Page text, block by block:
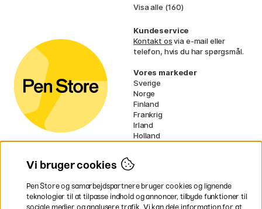
Visa alle (160)
Kundeservice
Kontakt osvia e-mail eller
telefon, hvis du har spørgsmål.
Vores markeder
Sverige
Norge
Finland
Frankrig
Irland
Holland
EU
* Specifikkefragtvilkår gælder for
voluminøse varer.
Vi bruger cookies
Pen Store og samarbejdspartnere bruger cookies og lignende
teknologier til at tilpasse indhold og annoncer, tilbyde funktioner til
sociale medier og analysere trafik. Vi kan dele information for at